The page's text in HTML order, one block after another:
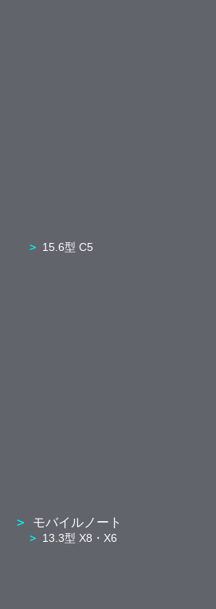
15.6型 C5
モバイルノート
13.3型 X8・X6